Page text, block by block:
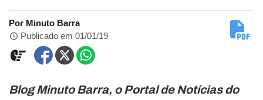
Por Minuto Barra
Publicado em 01/01/19
Blog Minuto Barra, o Portal de Notícias do